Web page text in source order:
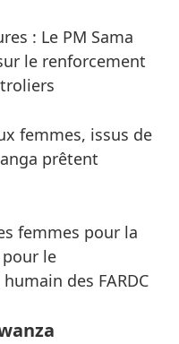
: Le PM Sama
le renforcement
femmes, issus de
prêtent
femmes pour la
le
des FARDC